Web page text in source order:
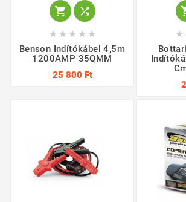
 
    
Benson Indítókábel 4,5m
1200AMP 35QMM
25 800 Ft
